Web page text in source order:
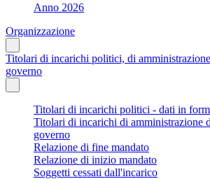
Anno 2026
Organizzazione
Titolari di incarichi politici, di
governo
Titolari di incarichi politici - dati in
Titolari di incarichi di amministrazione
governo
Relazione di fine mandato
Relazione di inizio mandato
Soggetti cessati dall'incarico